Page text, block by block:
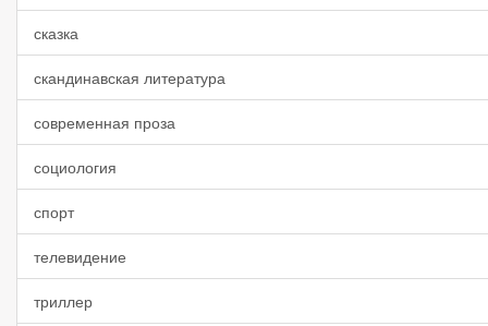
сказка
скандинавская литература
современная проза
социология
спорт
телевидение
триллер